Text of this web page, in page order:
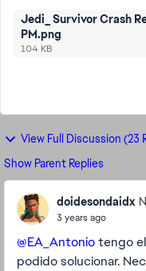
Jedi_ Survivor Crash
PM.png
104 KB
View Full Discussion (23
Show Parent Replies
doidesondaidx
3 years ago
@EA_Antoniotengo
podido solucionar.